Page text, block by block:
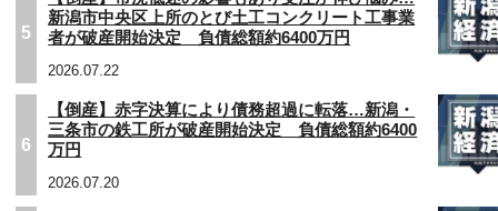
5
新潟市中央区上所のとび土工コンクリート工事業
者が破産開始決定 負債総額約6400万円
2026.07.22
6
【倒産】赤字決算により債務超過に転落…新潟・
三条市の鉄工所が破産開始決定 負債総額約6400
万円
2026.07.20